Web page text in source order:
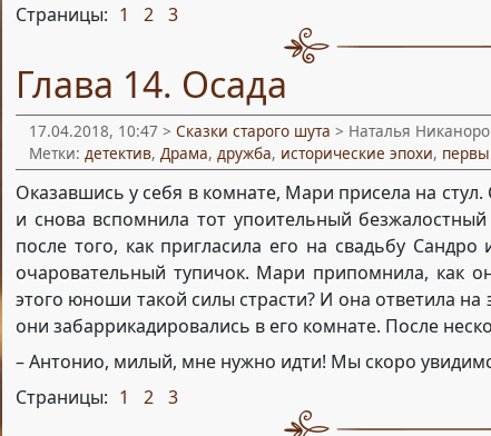
Страницы: 1 2 3
Глава 14. Осада
17.04.2018, 10:47 > Сказки старого шута > Наталья
Метки: детектив, Драма, дружба, исторические эпохи,
Оказавшись у себя в комнате, Мари присела на
и снова вспомнила тот упоительный
после того, как пригласила его на свадьбу
очаровательный тупичок. Мари припомнила, как
этого юноши такой силы страсти? И она ответила
они забаррикадировались в его комнате. После
– Антонио, милый, мне нужно идти! Мы скоро
Страницы: 1 2 3